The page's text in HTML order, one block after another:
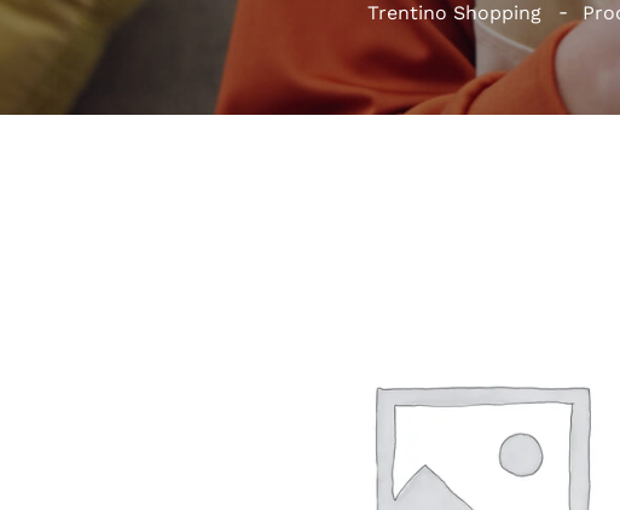
Trentino Shopping